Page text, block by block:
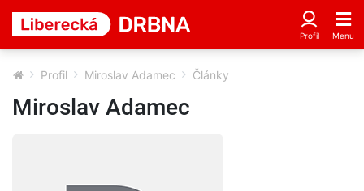
Profil Miroslav Adamec Články
Miroslav Adamec